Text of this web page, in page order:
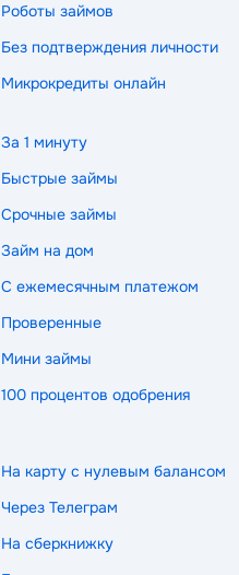
Роботы займов
Без подтверждения личности
Микрокредиты онлайн
За 1 минуту
Быстрые займы
Срочные займы
Займ на дом
С ежемесячным платежом
Проверенные
Мини займы
100 процентов одобрения
На карту с нулевым балансом
Через Телеграм
На сберкнижку